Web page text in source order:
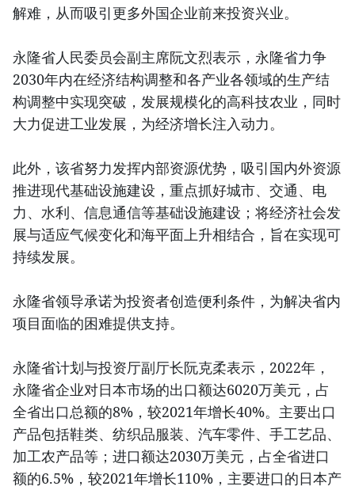
解难，从而吸引更多外国企业前来投资兴业。
永隆省人民委员会副主席阮文烈表示，永隆省力争
2030年内在经济结构调整和各产业各领域的生产结
构调整中实现突破，发展规模化的高科技农业，同时
大力促进工业发展，为经济增长注入动力。
此外，该省努力发挥内部资源优势，吸引国内外资源
推进现代基础设施建设，重点抓好城市、交通、电
力、水利、信息通信等基础设施建设；将经济社会发
展与适应气候变化和海平面上升相结合，旨在实现可
持续发展。
永隆省领导承诺为投资者创造便利条件，为解决省内
项目面临的困难提供支持。
永隆省计划与投资厅副厅长阮克柔表示，2022年，
永隆省企业对日本市场的出口额达6020万美元，占
全省出口总额的8%，较2021年增长40%。主要出口
产品包括鞋类、纺织品服装、汽车零件、手工艺品、
加工农产品等；进口额达2030万美元，占全省进口
额的6.5%，较2021年增长110%，主要进口的日本产